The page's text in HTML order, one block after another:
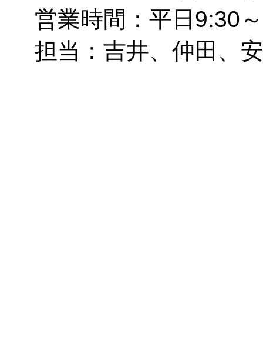
営業時間：平日9:30
担当：吉井、仲田、